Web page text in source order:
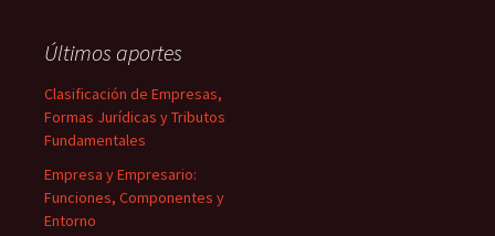
Últimos aportes
Clasificación de Empresas,
Formas Jurídicas y Tributos
Fundamentales
Empresa y Empresario:
Funciones, Componentes y
Entorno